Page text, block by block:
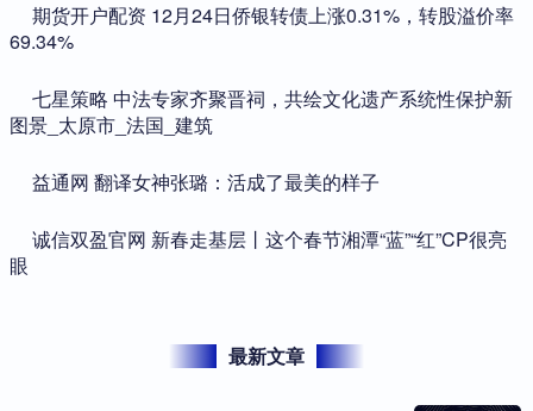
​期货开户配资 12月24日侨银转债上涨0.31%，转股溢价率
69.34%
​七星策略 中法专家齐聚晋祠，共绘文化遗产系统性保护新
图景_太原市_法国_建筑
​益通网 翻译女神张璐：活成了最美的样子
​诚信双盈官网 新春走基层丨这个春节湘潭“蓝”“红”CP很亮
眼
最新文章